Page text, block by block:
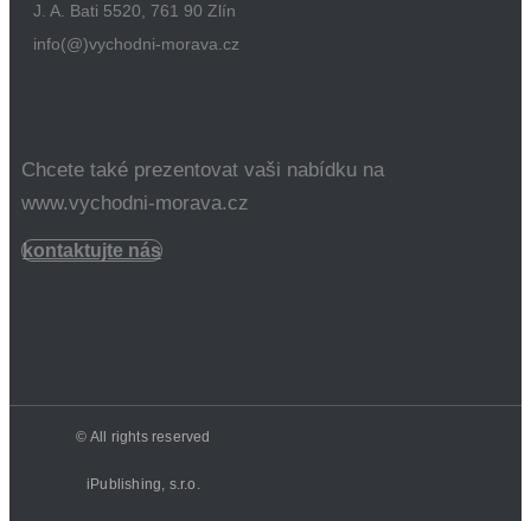
J. A. Bati 5520, 761 90 Zlín
info(@)vychodni-morava.cz
Chcete také prezentovat vaši nabídku na
www.vychodni-morava.cz
kontaktujte nás
© All rights reserved
iPublishing, s.r.o.